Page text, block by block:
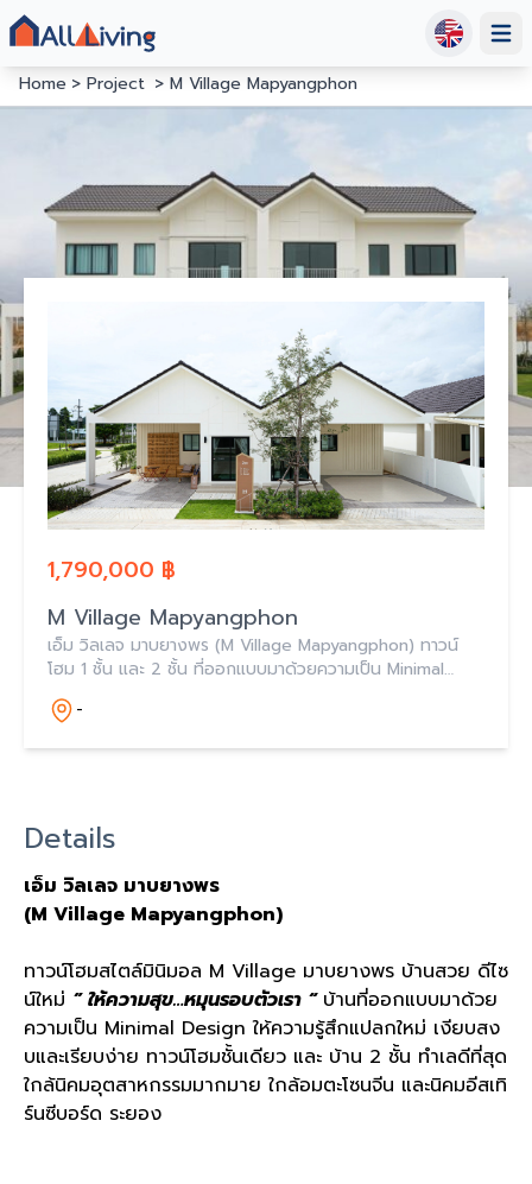
Home
Project M Village Mapyangphon
1,790,000 ฿
M Village Mapyangphon
เอ็ม วิลเลจ มาบยางพร (M Village Mapyangphon) ทาวน์
โฮม 1 ชั้น และ 2 ชั้น ที่ออกแบบมาด้วยความเป็น Minimal
Design และฟังก์ชันแบบใหม่ ใกล้นิคมอีสเทิร์นซีบอร์ด​ ระยอง
และอมตะโซนจีน
-
Details
เอ็ม วิลเลจ มาบยางพร
(M Village Mapyangphon)
ทาวน์โฮมสไตล์มินิมอล M Village มาบยางพร บ้านสวย ดีไซ
น์ใหม่ ” ให้ความสุข…หมุนรอบตัวเรา “ บ้านที่ออกแบบมาด้วย
ความเป็น Minimal Design ให้ความรู้สึกแปลกใหม่ เงียบสง
บและเรียบง่าย ทาวน์โฮมชั้นเดียว และ บ้าน 2 ชั้น ทำเลดีที่สุด
ใกล้นิคมอุตสาหกรรมมากมาย ใกล้อมตะโซนจีน และนิคมอีสเทิ
ร์นซีบอร์ด ระยอง